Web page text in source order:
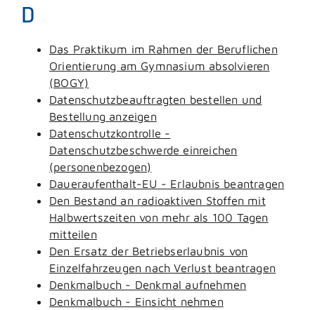
D
Das Praktikum im Rahmen der Beruflichen
Orientierung am Gymnasium absolvieren
(BOGY)
Datenschutzbeauftragten bestellen und
Bestellung anzeigen
Datenschutzkontrolle -
Datenschutzbeschwerde einreichen
(personenbezogen)
Daueraufenthalt-EU - Erlaubnis beantragen
Den Bestand an radioaktiven Stoffen mit
Halbwertszeiten von mehr als 100 Tagen
mitteilen
Den Ersatz der Betriebserlaubnis von
Einzelfahrzeugen nach Verlust beantragen
Denkmalbuch - Denkmal aufnehmen
Denkmalbuch - Einsicht nehmen